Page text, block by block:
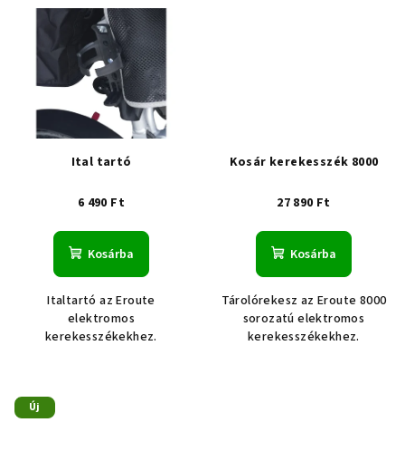
Ital tartó
6 490 Ft
Kosárba
Italtartó az Eroute
elektromos
kerekesszékekhez.
Kosár kerekesszék 8000
27 890 Ft
Kosárba
Tárolórekesz az Eroute 8000
sorozatú elektromos
kerekesszékekhez.
Új